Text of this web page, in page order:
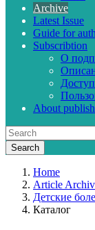
Archive
Latest Issue
Guide for
Subscribtion
О
About
Home
Article
Детские
Каталог